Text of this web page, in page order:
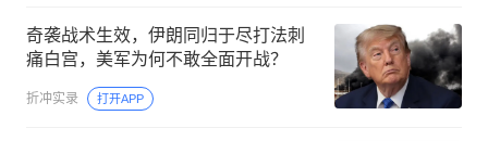
奇袭战术生效，伊朗同归于尽打法刺
痛白宫，美军为何不敢全面开战？
折冲实录 打开APP